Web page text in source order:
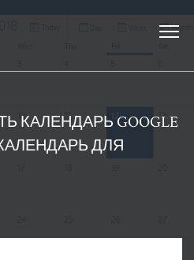
КАЛЕНДАРЬ GOOGLE
ДЛЯ